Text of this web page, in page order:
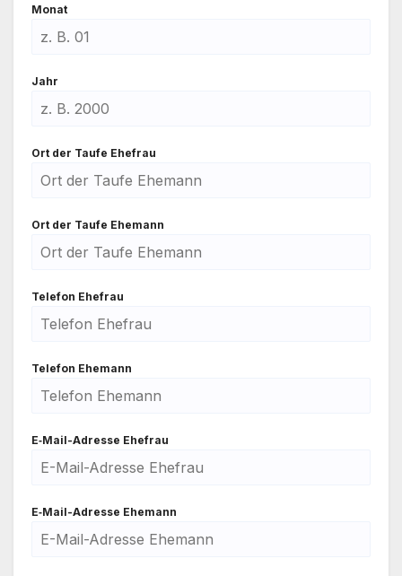
Monat
Jahr
Ort der Tau­fe Ehe­frau
Ort der Tau­fe Ehe­mann
Tele­fon Ehe­frau
Tele­fon Ehe­mann
E‑Mail-Adresse Ehe­frau
E‑Mail-Adresse Ehe­mann